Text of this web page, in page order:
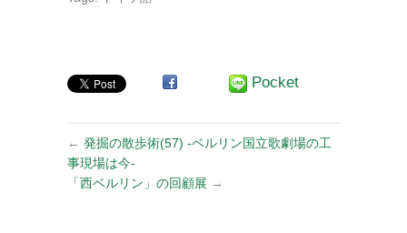
Pocket
← 発掘の散歩術(57) -ベルリン国立歌劇場の工
事現場は今-
「西ベルリン」の回顧展 →